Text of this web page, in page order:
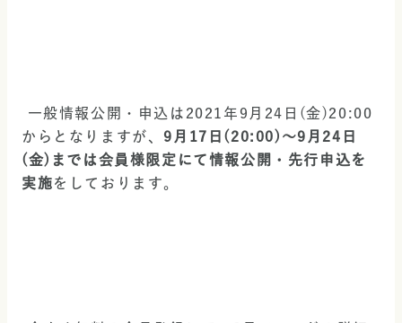
からとなりますが、 9月17日(20:00)～9月24日
(金)までは会員様限定にて情報公開・先行申込を
実施をしております。